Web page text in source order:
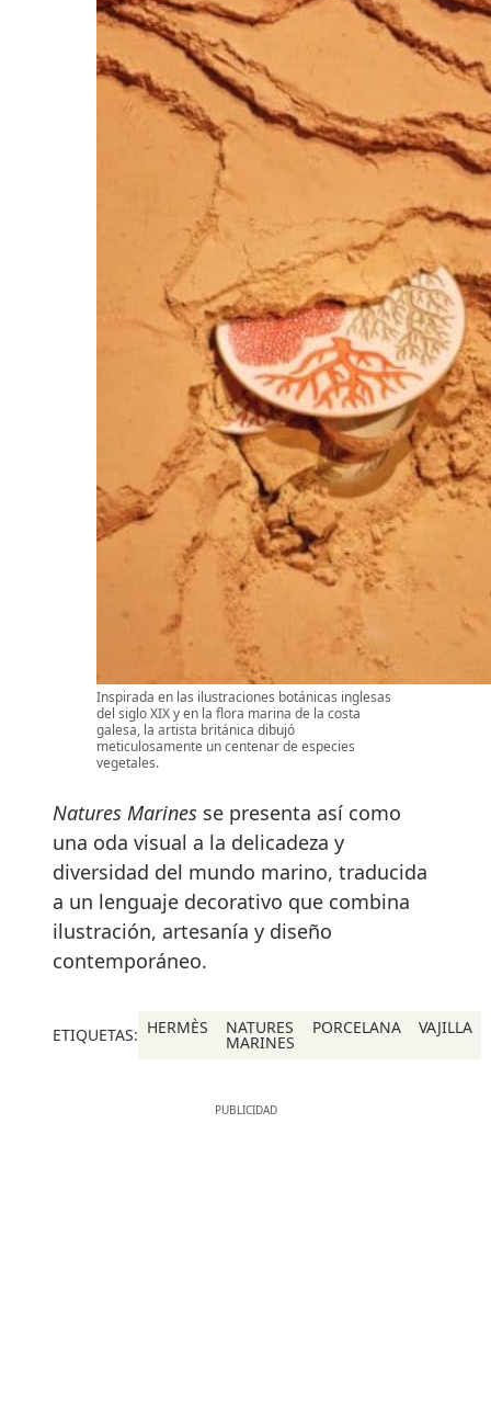
Inspirada en las ilustraciones botánicas inglesas
del siglo XIX y en la flora marina de la costa
galesa, la artista británica dibujó
meticulosamente un centenar de especies
vegetales.
Natures Marines se presenta así como
una oda visual a la delicadeza y
diversidad del mundo marino, traducida
a un lenguaje decorativo que combina
ilustración, artesanía y diseño
contemporáneo.
ETIQUETAS: HERMÈS NATURES
MARINES
PORCELANA VAJILLA